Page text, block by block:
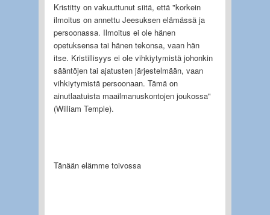
Kristitty on vakuuttunut siitä, että "korkein
ilmoitus on annettu Jeesuksen elämässä ja
per­soonassa. Ilmoitus ei ole hänen
opetuksensa tai hänen tekonsa, vaan hän
itse. Kristillisyys ei ole vihkiytymistä johonkin
sääntöjen tai ajatusten järjestelmään, vaan
vihkiytymistä persoo­naan. Tämä on
ainutlaatuista maailmanuskontojen joukossa"
(William Temple).
Tänään elämme toivossa